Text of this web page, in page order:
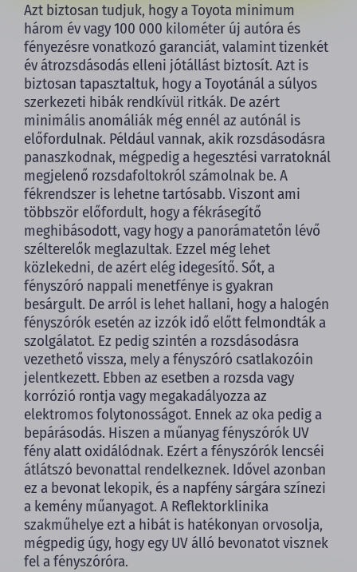
Azt biztosan tudjuk, hogy a Toyota minimum
három év vagy 100 000 kilométer új autóra és
fényezésre vonatkozó garanciát, valamint tizenkét
év átrozsdásodás elleni jótállást biztosít. Azt is
biztosan tapasztaltuk, hogy a Toyotánál a súlyos
szerkezeti hibák rendkívül ritkák. De azért
minimális anomáliák még ennél az autónál is
előfordulnak. Például vannak, akik rozsdásodásra
panaszkodnak, mégpedig a hegesztési varratoknál
megjelenő rozsdafoltokról számolnak be. A
fékrendszer is lehetne tartósabb. Viszont ami
többször előfordult, hogy a fékrásegítő
meghibásodott, vagy hogy a panorámatetőn lévő
szélterelők meglazultak. Ezzel még lehet
közlekedni, de azért elég idegesítő. Sőt, a
fényszóró nappali menetfénye is gyakran
besárgult. De arról is lehet hallani, hogy a halogén
fényszórók esetén az izzók idő előtt felmondták a
szolgálatot. Ez pedig szintén a rozsdásodásra
vezethető vissza, mely a fényszóró csatlakozóin
jelentkezett. Ebben az esetben a rozsda vagy
korrózió rontja vagy megakadályozza az
elektromos folytonosságot. Ennek az oka pedig a
bepárásodás. Hiszen a műanyag fényszórók UV
fény alatt oxidálódnak. Ezért a fényszórók lencséi
átlátszó bevonattal rendelkeznek. Idővel azonban
ez a bevonat lekopik, és a napfény sárgára színezi
a kemény műanyagot. A Reflektorklinika
szakműhelye ezt a hibát is hatékonyan orvosolja,
mégpedig úgy, hogy egy UV álló bevonatot visznek
fel a fényszóróra.